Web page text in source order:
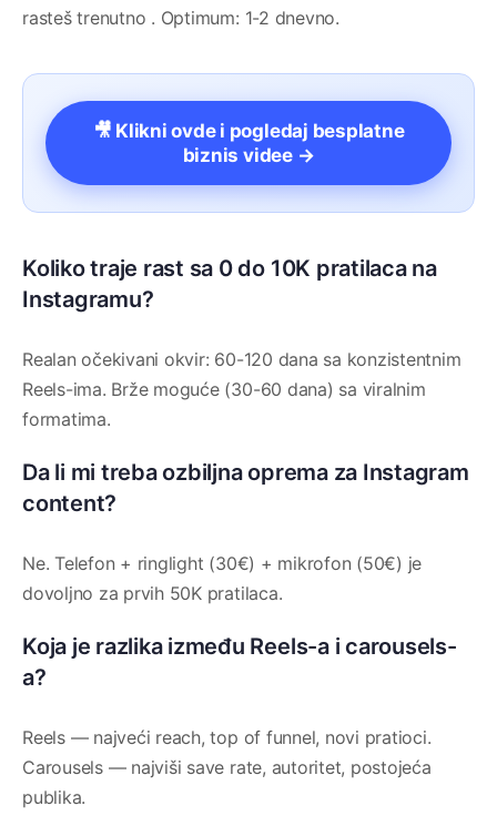
rasteš trenutno . Optimum: 1-2 dnevno.
🎥 Klikni ovde i pogledaj besplatne
biznis videe →
Koliko traje rast sa 0 do 10K pratilaca na
Instagramu?
Realan očekivani okvir: 60-120 dana sa konzistentnim
Reels-ima. Brže moguće (30-60 dana) sa viralnim
formatima.
Da li mi treba ozbiljna oprema za Instagram
content?
Ne. Telefon + ringlight (30€) + mikrofon (50€) je
dovoljno za prvih 50K pratilaca.
Koja je razlika između Reels-a i carousels-
a?
Reels — najveći reach, top of funnel, novi pratioci.
Carousels — najviši save rate, autoritet, postojeća
publika.